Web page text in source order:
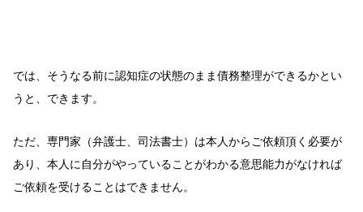
では、そうなる前に認知症の状態のまま債務整理ができるかとい
うと、できます。
ただ、専門家（弁護士、司法書士）は本人からご依頼頂く必要が
あり、本人に自分がやっていることがわかる意思能力がなければ
ご依頼を受けることはできません。